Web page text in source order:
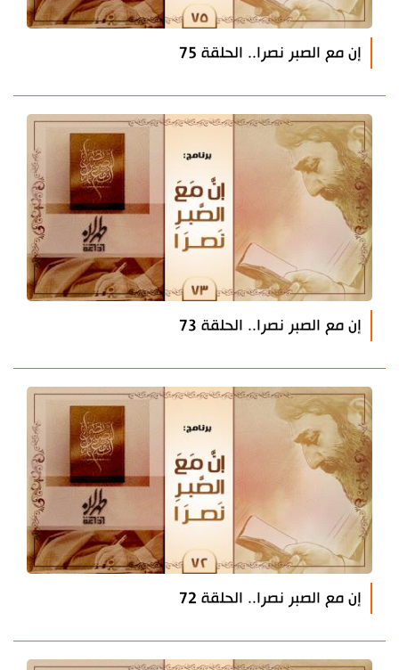
إن مع الصبر نصرا.. الحلقة 75
إن مع الصبر نصرا.. الحلقة 73
إن مع الصبر نصرا.. الحلقة 72